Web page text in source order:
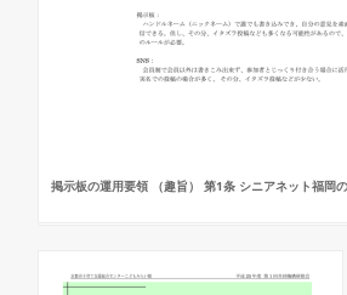
掲示板の運用要領 （趣旨） 第1条 シニアネット福岡